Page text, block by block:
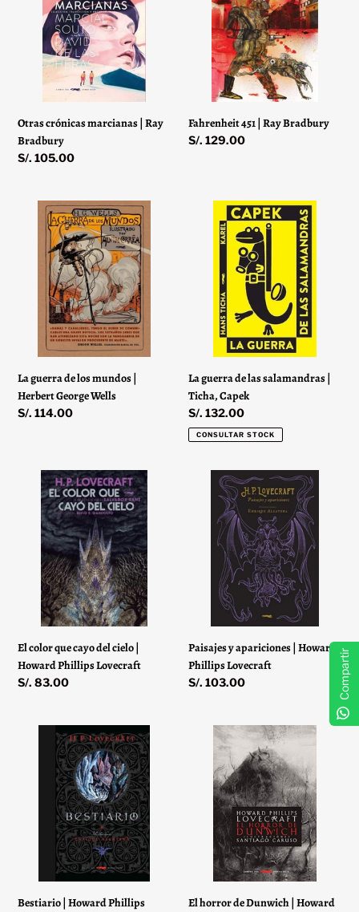
n
:
Bradbury
Otras crónicas marcianas | Ray
Bradbury
Precio
S/. 105.00
Bradbury
Fahrenheit 451 | Ray Bradbury
Precio
S/. 129.00
guerra
mundos
Herbert
George
Wells
La guerra de los mundos |
Herbert George Wells
Precio
S/. 114.00
guerra
salamandras
Ticha,
Capek
La guerra de las salamandras |
Ticha, Capek
Precio
habitual
S/. 132.00
CONSULTAR STOCK
color
cayo
cielo
Howard
Phillips
El color que cayo del cielo |
Howard Phillips Lovecraft
Precio
S/. 83.00
Paisajes
apariciones
Howard
Phillips
Lovecraft
Paisajes y apariciones | Howard
Phillips Lovecraft
Precio
S/. 103.00
Bestiario
Howard
Phillips
Lovecraft
Bestiario | Howard Phillips
horror
Dunwich
Howard
Phillips
Lovecraft
El horror de Dunwich | Howard
Compartir